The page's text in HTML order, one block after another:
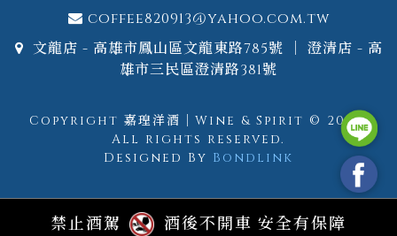
coffee820913@yahoo.com.tw
文龍店 - 高雄市鳳山區文龍東路785號 ｜ 澄清店 - 高
雄市三民區澄清路381號
Copyright 嘉瑝洋酒｜Wine & Spirit © 2026.
All rights reserved.
Designed By Bondlink
禁止酒駕 酒後不開車 安全有保障